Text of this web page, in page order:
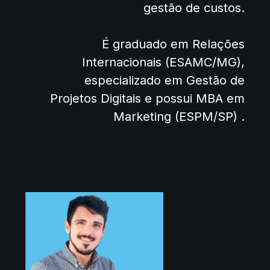
gestão de custos.
É graduado em Relações
Internacionais (ESAMC/MG),
especializado em Gestão de
Projetos Digitais e possui MBA em
Marketing (ESPM/SP) .